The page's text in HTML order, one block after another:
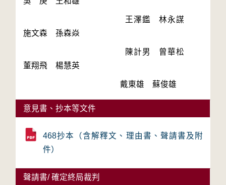
王澤鑑　林永謀
陳計男　曾華松
意見書、抄本等文件
468抄本（含解釋文、理由書、聲請書及附
件）
聲請書/ 確定終局裁判